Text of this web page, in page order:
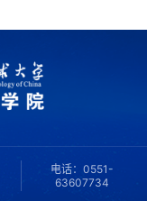
电话：0551-
63607734